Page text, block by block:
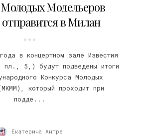
Модельеров
в Милан
в концертном зале Известия
пл., 5,) будут подведены итоги
Конкурса Молодых
который проходит при
подде...
Екатерина Антре